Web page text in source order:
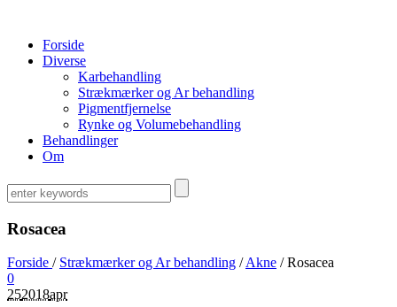
Forside
Diverse
Karbehandling
Strækmærker og Ar behandling
Pigmentfjernelse
Rynke og Volumebehandling
Behandlinger
Om
Rosacea
Forside / Strækmærker og Ar behandling /Akne /Rosacea
0
252018apr